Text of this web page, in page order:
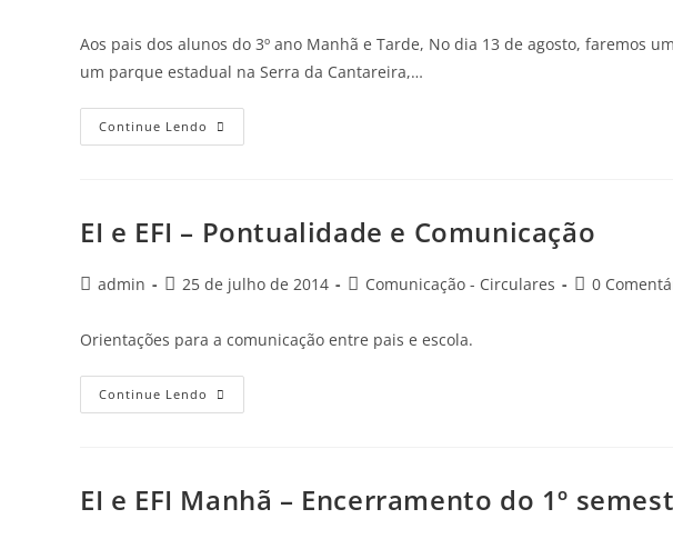
Aos pais dos alunos do 3º ano Manhã e Tarde, No dia 13 de agosto, faremos
um parque estadual na Serra da Cantareira,…
Continue Lendo
EI e EFI – Pontualidade e Comunicação
admin 25 de julho de 2014 Comunicação - Circulares 0
Orientações para a comunicação entre pais e escola.
Continue Lendo
EI e EFI Manhã – Encerramento do 1º